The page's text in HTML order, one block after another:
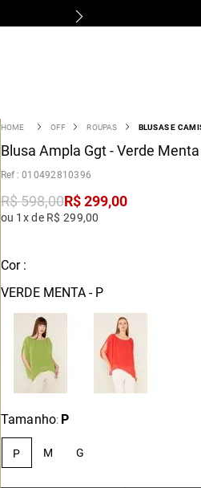
OFF ROUPAS BLUSAS E
Blusa Ampla Ggt - Verde Menta
:010492810396
R$598,00R$ 299,00
ou 1x de R$ 299,00
Cor :
VERDE MENTA - P
Tamanho: P
P M G